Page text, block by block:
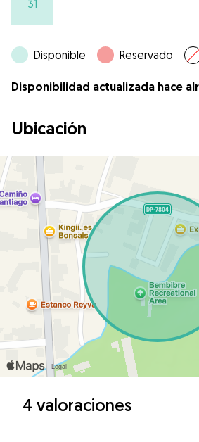
31
Disponible Reservado
Disponibilidad actualizada hace
Ubicación
4 valoraciones